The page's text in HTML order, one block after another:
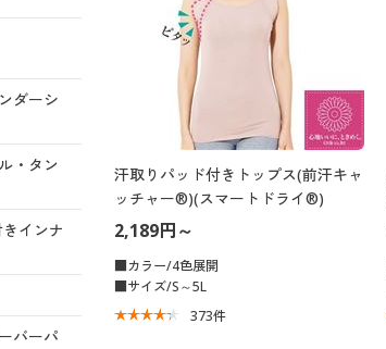
汗取りパッド付きトップス(前汗キャ
ッチャー®)(スマートドライ®)
2,189円～
■カラー/4色展開
■サイズ/S～5L
373件
ダーシ
・タン
インナ
バーパ